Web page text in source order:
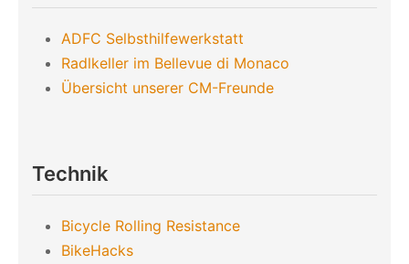
ADFC Selbsthilfewerkstatt
Radlkeller im Bellevue di Monaco
Übersicht unserer CM-Freunde
Technik
Bicycle Rolling Resistance
BikeHacks